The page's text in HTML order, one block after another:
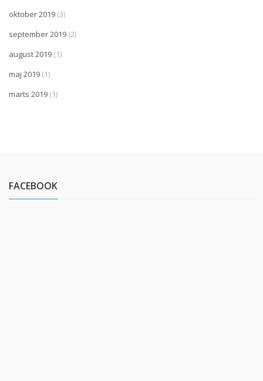
oktober 2019 (3)
september 2019 (2)
august 2019 (1)
maj 2019 (1)
marts 2019 (1)
FACEBOOK